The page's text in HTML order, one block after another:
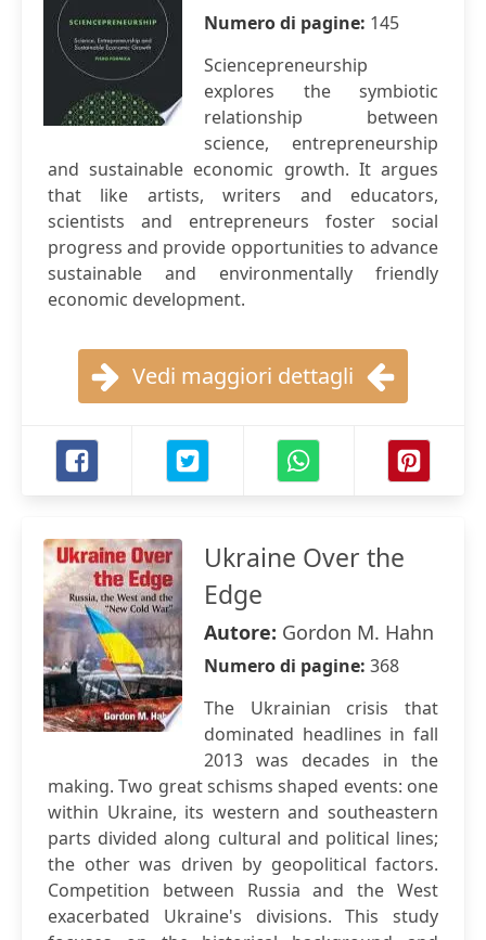
Numero di pagine: 145
Sciencepreneurship
explores the symbiotic
relationship between
science, entrepreneurship
and sustainable economic growth. It argues
that like artists, writers and educators,
scientists and entrepreneurs foster social
progress and provide opportunities to advance
sustainable and environmentally friendly
economic development.
Vedi maggiori dettagli
Ukraine Over the
Edge
Autore: Gordon M. Hahn
Numero di pagine: 368
The Ukrainian crisis that
dominated headlines in fall
2013 was decades in the
making. Two great schisms shaped events: one
within Ukraine, its western and southeastern
parts divided along cultural and political lines;
the other was driven by geopolitical factors.
Competition between Russia and the West
exacerbated Ukraine's divisions. This study